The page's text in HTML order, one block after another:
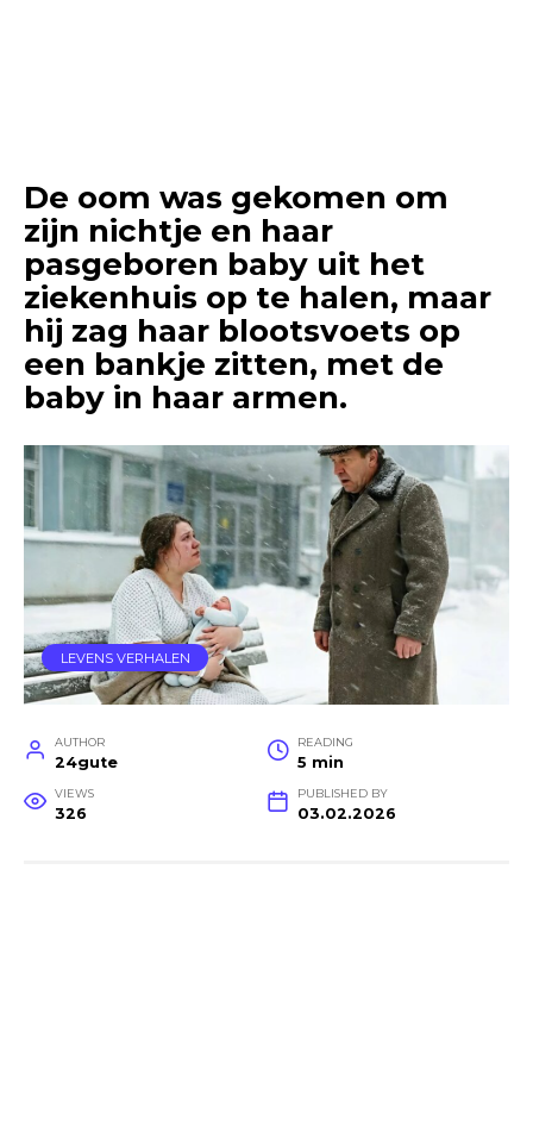
De oom was gekomen om
zijn nichtje en haar
pasgeboren baby uit het
ziekenhuis op te halen, maar
hij zag haar blootsvoets op
een bankje zitten, met de
baby in haar armen.
LEVENS VERHALEN
AUTHOR
24gute
READING
5 min
VIEWS
326
PUBLISHED BY
03.02.2026